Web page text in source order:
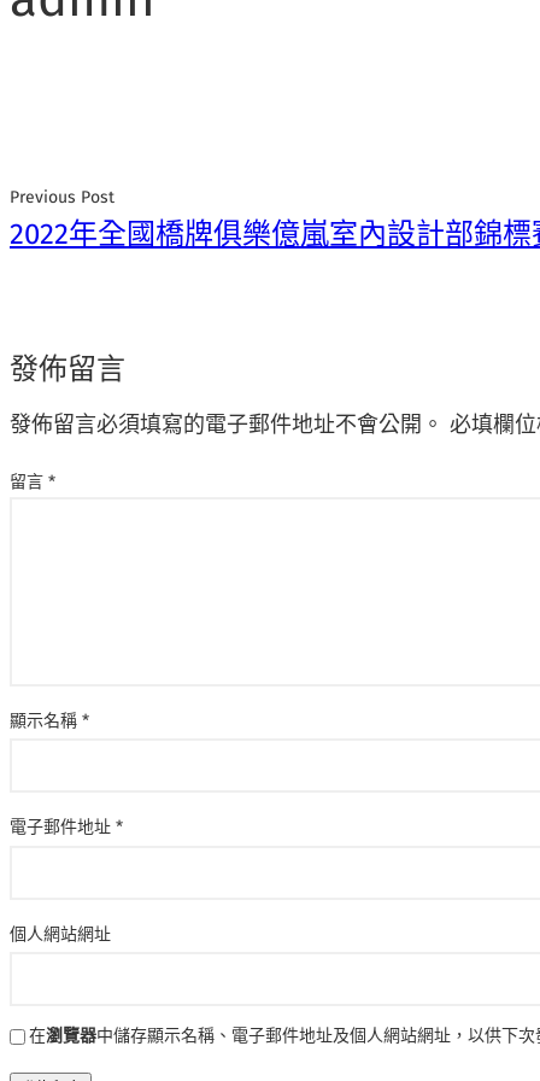
Previous Post
2022年全國橋牌俱樂億嵐室內設計部錦標
發佈留言
發佈留言必須填寫的電子郵件地址不會公開。 必填欄
留言 *
顯示名稱 *
電子郵件地址 *
個人網站網址
在瀏覽器中儲存顯示名稱、電子郵件地址及個人網站網址，以供下次